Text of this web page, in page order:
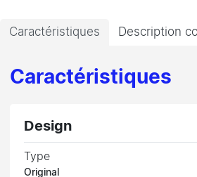
Caractéristiques Description
Caractéristiques
Design
Type
Original